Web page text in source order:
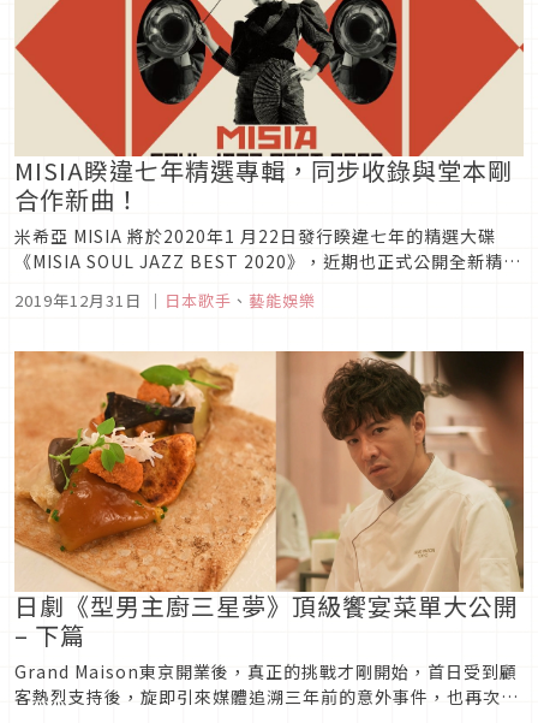
MISIA睽違七年精選專輯，同步收錄與堂本剛
合作新曲！
米希亞 MISIA 將於2020年1 月22日發行睽違七年的精選大碟
《MISIA SOUL JAZZ BEST 2020》，近期也正式公開全新精選
完成，收錄的四首全新歌曲中還包括了與堂本剛初次合作、耗時
2019年12月31日 ｜ 日本歌手 、 藝能娛樂
日劇《型男主廚三星夢》頂級饗宴菜單大公開
– 下篇
Grand Maison東京開業後，真正的挑戰才剛開始，首日受到顧
客熱烈支持後，旋即引來媒體追溯三年前的意外事件，也再次掀